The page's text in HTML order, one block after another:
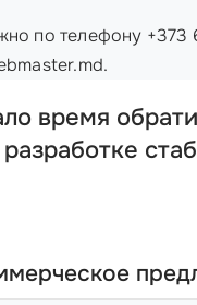
по телефону +373
время